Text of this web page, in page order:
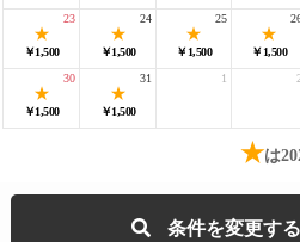
￥1,500
23
￥1,500
24
￥1,500
25
￥1,500
￥1,500
30
￥1,500
31 1 2
★は
条件を変更する